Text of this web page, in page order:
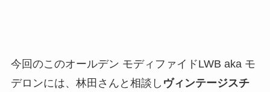
今回のこのオールデン モディファイドLWB aka モ
デロンには、林田さんと相談し ヴィンテージスチ